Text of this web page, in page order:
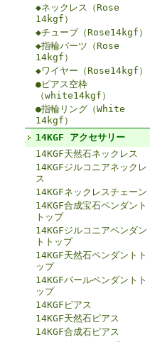
◆ネックレス（Rose
14kgf）
◆チューブ（Rose14kgf）
◆指輪パーツ（Rose
14kgf）
◆ワイヤー（Rose14kgf）
●ピアス空枠
（white14kgf）
●指輪リング（White
14kgf）
14KGF アクセサリー
14KGF天然石ネックレス
14KGFジルコニアネックレ
ス
14KGFネックレスチェーン
14KGF合成宝石ペンダント
トップ
14KGFジルコニアペンダン
トトップ
14KGF天然石ペンダントト
ップ
14KGFパールペンダントト
ップ
14KGFピアス
14KGF天然石ピアス
14KGF合成石ピアス